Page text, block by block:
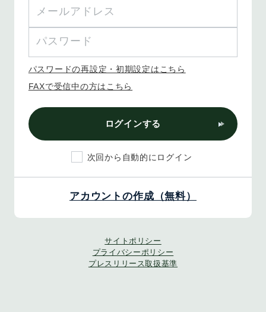
パスワードの再設定・初期設定はこちら
FAXで受信中の方はこちら
ログインする
次回から自動的にログイン
アカウントの作成（無料）
サイトポリシー
プライバシーポリシー
プレスリリース取扱基準